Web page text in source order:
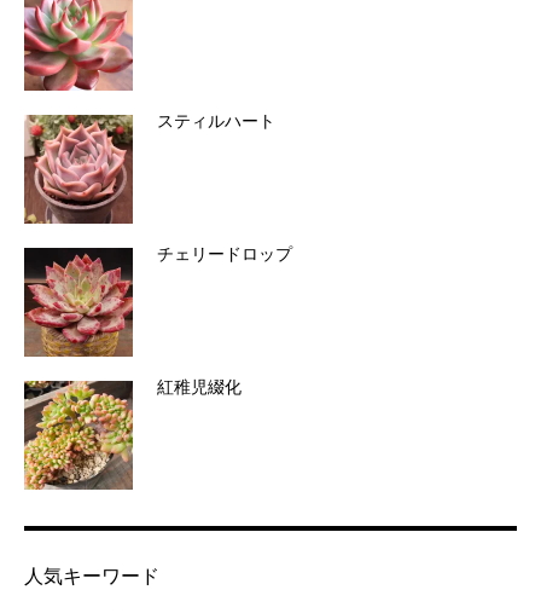
スティルハート
チェリードロップ
紅稚児綴化
人気キーワード